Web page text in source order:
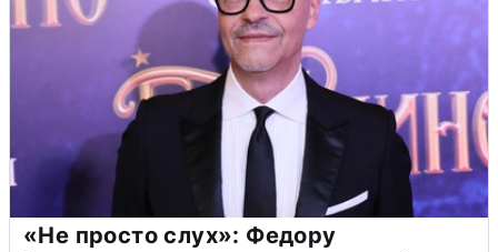
«Не просто слух»: Федору